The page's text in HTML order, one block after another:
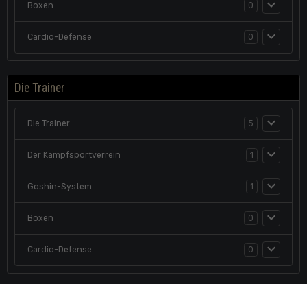
Boxen 0
Cardio-Defense 0
Die Trainer
Die Trainer 5
Der Kampfsportverrein 1
Goshin-System 1
Boxen 0
Cardio-Defense 0